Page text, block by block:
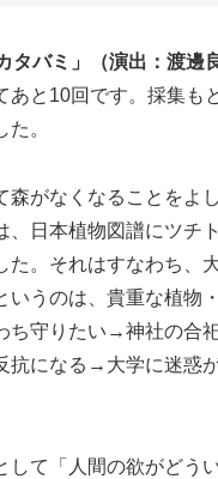
タバミ」（演出：渡邊
あと10回です。採集も
。
森がなくなることをよ
、日本植物図譜にツチ
た。それはすなわち、
いうのは、貴重な植物
ち守りたい→神社の合
抗になる→大学に迷惑
して「人間の欲がどう